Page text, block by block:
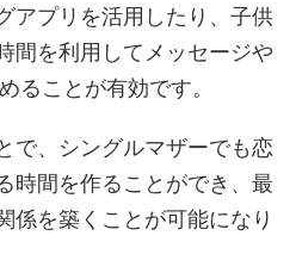
アプリを活用したり、子供
間を利用してメッセージや
ることが有効です​​。
で、シングルマザーでも恋
時間を作ることができ、最
係を築くことが可能になり